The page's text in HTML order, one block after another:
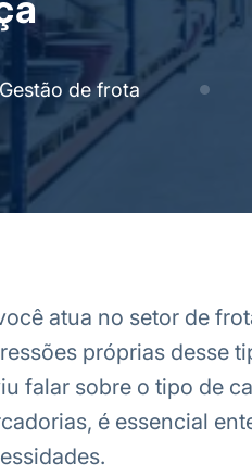
Gestão de frota
atua no setor de
próprias desse
falar sobre o tipo de
é essencial